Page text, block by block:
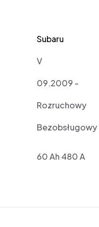
Subaru
V
09.2009 -
Rozruchowy
Bezobsługowy
60 Ah 480 A